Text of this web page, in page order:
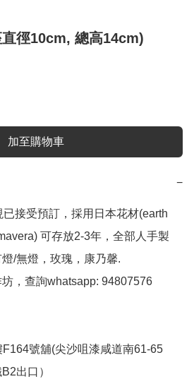
徑10cm, 總高14cm)
加至購物車
−
接受預訂，採用日本花材(earth
可存放2-3年，全部人手製
/無燈，玫瑰，康乃馨.
，查詢whatsapp: 94807576
號舖(尖沙咀漆咸道南61-65
出口）